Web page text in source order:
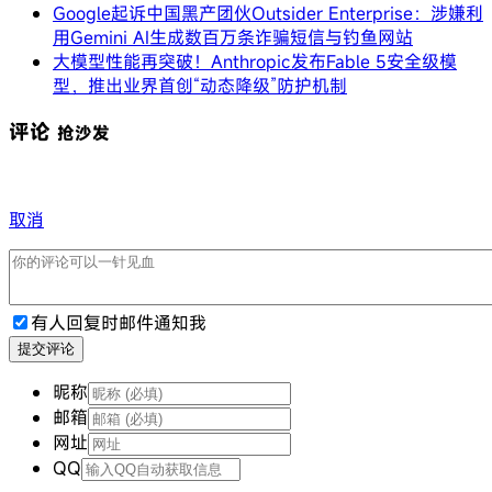
Google起诉中国黑产团伙Outsider Enterprise：涉嫌利
用Gemini AI生成数百万条诈骗短信与钓鱼网站
大模型性能再突破！Anthropic发布Fable 5安全级模
型，推出业界首创“动态降级”防护机制
评论 抢沙发
取消
有人回复时邮件通知我
提交评论
昵称
邮箱
网址
QQ